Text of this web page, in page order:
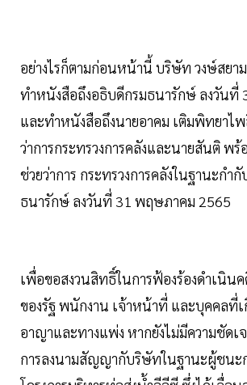
อย่างไรก็ตามก่อนหน้านี้ บริษัท วงษ์สยา
ทำหนังสือถึงอธิบดีกรมธนารักษ์ ลงวันที่
และทำหนังสือถึงนายอาคม เติมพิทยาไ
ว่าการกระทรวงการคลังและนายสันติ พ
ช่วยว่าการ กระทรวงการคลังในฐานะกำ
ธนารักษ์ ลงวันที่ 31 พฤษภาคม 2565
เพื่อขอสงวนสิทธิ์ในการฟ้องร้องดำเนิน
ของรัฐ พนักงาน เจ้าหน้าที่ และบุคคลที่เ
อาญาและทางแพ่ง หากยังไม่มีความชัดเ
การลงนามสัญญากับริษัทในฐานะผู้ชนะ